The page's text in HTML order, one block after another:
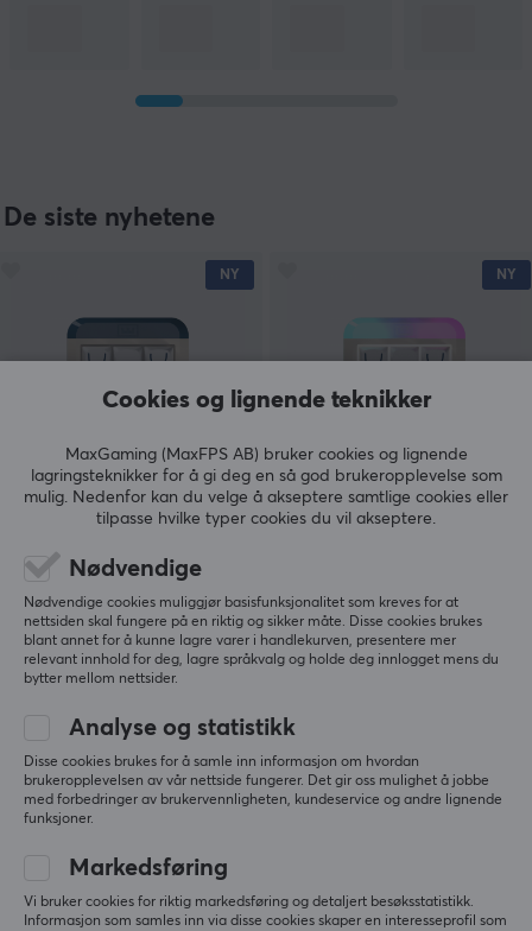
De siste nyhetene
NY
Wooting
UwU - Tikken Light
(0)
449 kr
NY
Wooting
UwU RGB - Tikken Light
(0)
599 kr
NY
Cookies og lignende teknikker
MaxGaming (MaxFPS AB) bruker cookies og lignende
lagringsteknikker for å gi deg en så god brukeropplevelse som
mulig. Nedenfor kan du velge å akseptere samtlige cookies eller
tilpasse hvilke typer cookies du vil akseptere.
Nødvendige
Nødvendige cookies muliggjør basisfunksjonalitet som kreves for at
nettsiden skal fungere på en riktig og sikker måte. Disse cookies brukes
blant annet for å kunne lagre varer i handlekurven, presentere mer
relevant innhold for deg, lagre språkvalg og holde deg innlogget mens du
bytter mellom nettsider.
Analyse og statistikk
Disse cookies brukes for å samle inn informasjon om hvordan
brukeropplevelsen av vår nettside fungerer. Det gir oss mulighet å jobbe
med forbedringer av brukervennligheten, kundeservice og andre lignende
funksjoner.
Markedsføring
Vi bruker cookies for riktig markedsføring og detaljert besøksstatistikk.
Informasjon som samles inn via disse cookies skaper en interesseprofil som